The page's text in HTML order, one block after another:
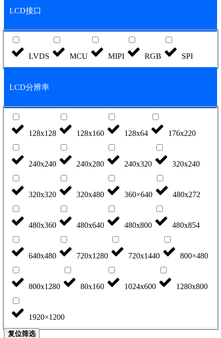
LCD接口
LVDS MCU MIPI RGB SPI
LCD分辨率
128x128 128x160 128x64 176x220
240x240 240x280 240x320 320x240
320x320 320x480 360×640 480x272
480x360 480x640 480x800 480x854
640x480 720x1280 720x1440 800×480
800x1280 80x160 1024x600 1280x800
1920×1200
复位筛选